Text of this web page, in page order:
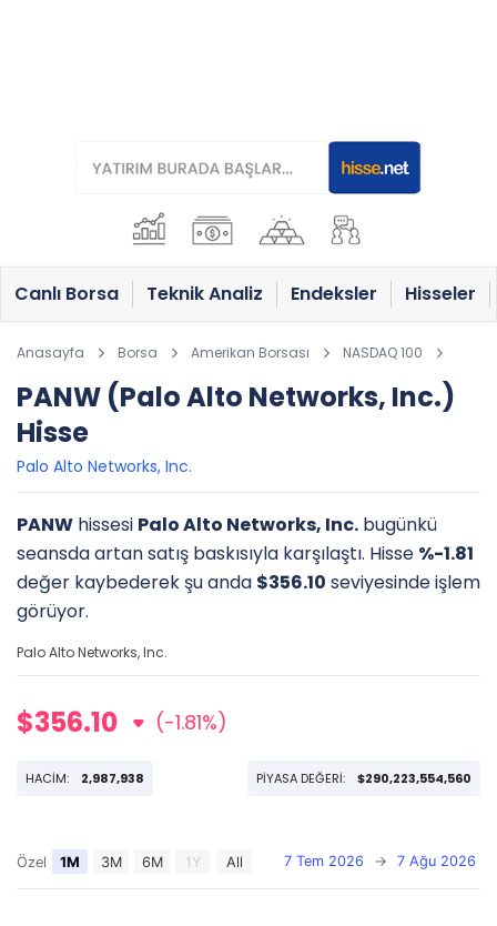
Canlı Borsa Teknik Analiz Endeksler Hisseler
Anasayfa Borsa Amerikan Borsası NASDAQ 100
PANW (Palo Alto Networks, Inc.)
Hisse
Palo Alto Networks, Inc.
PANW hissesi Palo Alto Networks, Inc. bugünkü
seansda artan satış baskısıyla karşılaştı. Hisse %-1.81
değer kaybederek şu anda $356.10 seviyesinde işlem
görüyor.
Palo Alto Networks, Inc.
$356.10 (-1.81%)
HACİM: 2,987,938 PİYASA DEĞERİ: $290,223,554,560
Özel 1M 3M 6M 1Y All 7 Tem 2026 → 7 Ağu 2026